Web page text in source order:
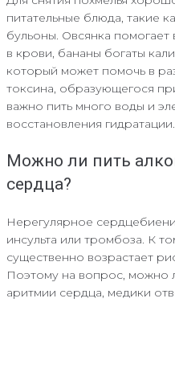
питательные блюда, такие
бульоны. Овсянка помогает
в крови, бананы богаты
который может помочь в
токсина, образующегося
важно пить много воды и
восстановления гидратации.
Можно ли пить
сердца?
Нерегулярное
инсульта или тромбоза. К
существенно возрастает
Поэтому на вопрос, можно
аритмии сердца, медики